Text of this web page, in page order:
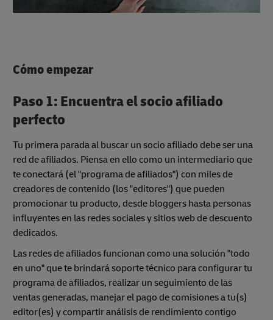
Cómo empezar
Paso 1: Encuentra el socio afiliado
perfecto
Tu primera parada al buscar un socio afiliado debe ser una
red de afiliados. Piensa en ello como un intermediario que
te conectará (el "programa de afiliados") con miles de
creadores de contenido (los "editores") que pueden
promocionar tu producto, desde bloggers hasta personas
influyentes en las redes sociales y sitios web de descuento
dedicados.
Las redes de afiliados funcionan como una solución "todo
en uno" que te brindará soporte técnico para configurar tu
programa de afiliados, realizar un seguimiento de las
ventas generadas, manejar el pago de comisiones a tu(s)
editor(es) y compartir análisis de rendimiento contigo